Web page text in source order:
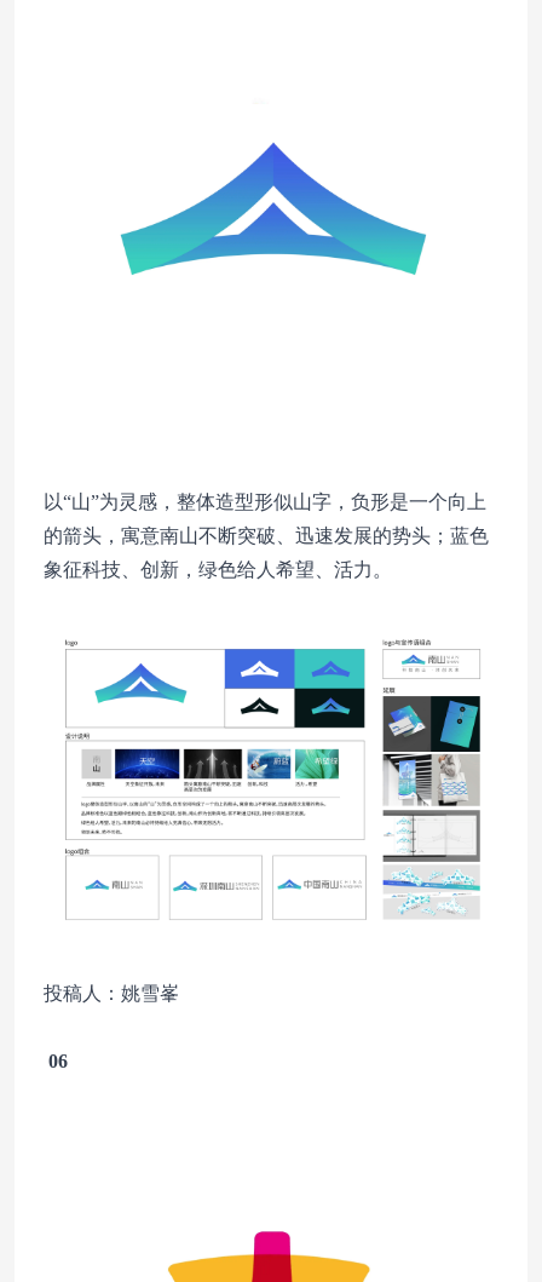
以“山”为灵感，整体造型形似山字，负形是一个向上
的箭头，寓意南山不断突破、迅速发展的势头；蓝色
象征科技、创新，绿色给人希望、活力。
投稿人：姚雪峯
06